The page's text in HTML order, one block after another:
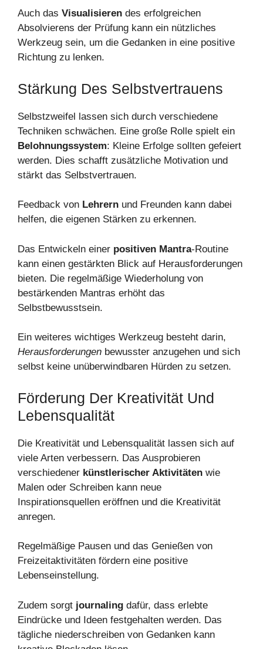
Auch das Visualisieren des erfolgreichen
Absolvierens der Prüfung kann ein nützliches
Werkzeug sein, um die Gedanken in eine positive
Richtung zu lenken.
Stärkung Des Selbstvertrauens
Selbstzweifel lassen sich durch verschiedene
Techniken schwächen. Eine große Rolle spielt ein
Belohnungssystem: Kleine Erfolge sollten gefeiert
werden. Dies schafft zusätzliche Motivation und
stärkt das Selbstvertrauen.
Feedback von Lehrern und Freunden kann dabei
helfen, die eigenen Stärken zu erkennen.
Das Entwickeln einer positiven Mantra-Routine
kann einen gestärkten Blick auf Herausforderungen
bieten. Die regelmäßige Wiederholung von
bestärkenden Mantras erhöht das
Selbstbewusstsein.
Ein weiteres wichtiges Werkzeug besteht darin,
Herausforderungen bewusster anzugehen und sich
selbst keine unüberwindbaren Hürden zu setzen.
Förderung Der Kreativität Und
Lebensqualität
Die Kreativität und Lebensqualität lassen sich auf
viele Arten verbessern. Das Ausprobieren
verschiedener künstlerischer Aktivitäten wie
Malen oder Schreiben kann neue
Inspirationsquellen eröffnen und die Kreativität
anregen.
Regelmäßige Pausen und das Genießen von
Freizeitaktivitäten fördern eine positive
Lebenseinstellung.
Zudem sorgt journaling dafür, dass erlebte
Eindrücke und Ideen festgehalten werden. Das
tägliche niederschreiben von Gedanken kann